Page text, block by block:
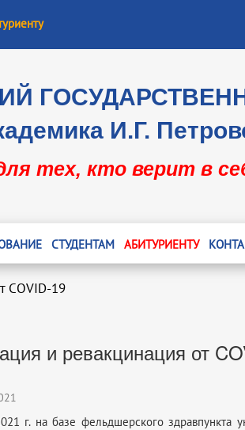
И.Г.
тех, кто верит в
СТУДЕНТАМ АБИТУРИЕНТУ
COVID-19
и ревакцинация от
г. на базе фельдшерского здравпункта